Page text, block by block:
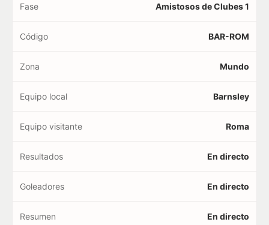
Fase Amistosos de Clubes 1
Código BAR-ROM
Zona Mundo
Equipo local Barnsley
Equipo visitante Roma
Resultados En directo
Goleadores En directo
Resumen En directo